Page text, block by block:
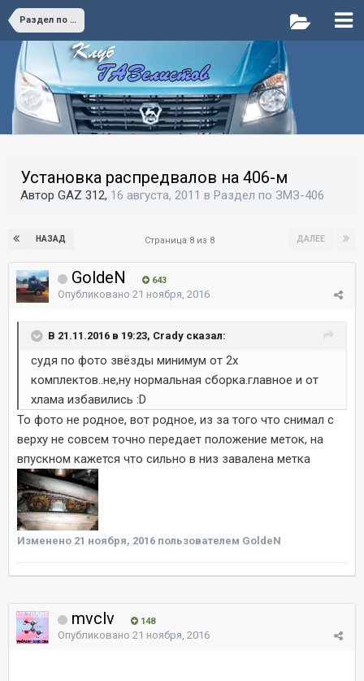
Раздел по ЗМЗ-406
Установка распредвалов на 406-м
Автор GAZ 312, 16 августа, 2011 в Раздел по ЗМЗ-406
НАЗАД ДАЛЕЕ
Страница 8 из 8
GoldeN 643
Опубликовано 21 ноября, 2016
В 21.11.2016 в 19:23, Crady сказал:
судя по фото звёзды минимум от 2х
комплектов..не,ну нормальная сборка.главное и от
хлама избавились :D
То фото не родное, вот родное, из за того что снимал с
верху не совсем точно передает положение меток, на
впускном кажется что сильно в низ завалена метка
Изменено 21 ноября, 2016 пользователем GoldeN
mvclv 148
Опубликовано 21 ноября, 2016